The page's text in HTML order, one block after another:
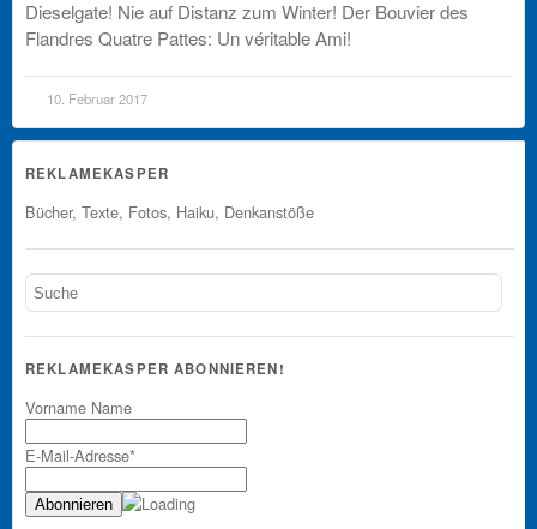
Dieselgate! Nie auf Distanz zum Winter! Der Bouvier des
Flandres Quatre Pattes: Un véritable Ami!
10. Februar 2017
REKLAMEKASPER
Bücher, Texte, Fotos, Haiku, Denkanstöße
REKLAMEKASPER ABONNIEREN!
Vorname Name
E-Mail-Adresse*